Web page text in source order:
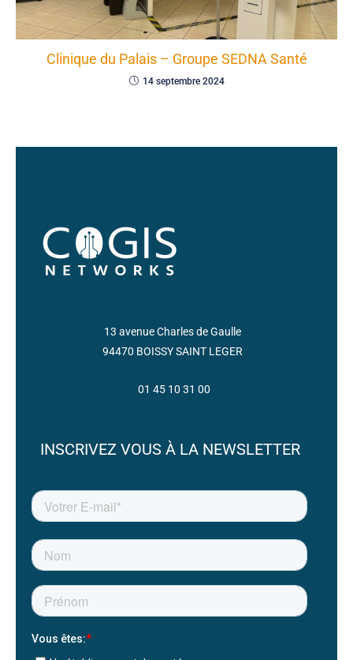
Clinique du Palais – Groupe SEDNA Santé
14 septembre 2024
13 avenue Charles de Gaulle
94470 BOISSY SAINT LEGER
01 45 10 31 00
INSCRIVEZ VOUS À LA NEWSLETTER